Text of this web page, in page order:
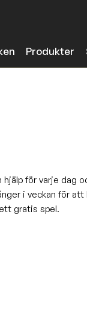
Produkter
för varje dag
i veckan för att
gratis spel.